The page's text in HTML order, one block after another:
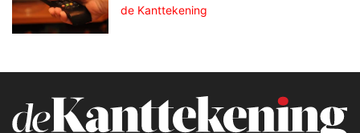
de Kanttekening